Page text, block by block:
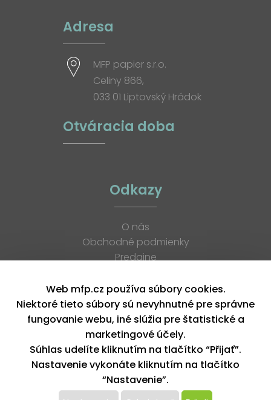
Adresa
MFP papier s.r.o.
Celiny 866,
033 01 Liptovský Hrádok
Otváracia doba
Odkazy
O nás
Obchodné podmienky
Predajne
K stiahnutiu
Blog
Kontakt
Kariéra
XML feed
Copyright © 2026, MFP paper s. r. o. | Všetky práva vyhradené
design by MFP
Web mfp.cz používa súbory cookies.
Niektoré tieto súbory sú nevyhnutné pre správne
fungovanie webu, iné slúžia pre štatistické a
marketingové účely.
Súhlas udelíte kliknutím na tlačítko “Přijať”.
Nastavenie vykonáte kliknutím na tlačítko
“Nastavenie”.